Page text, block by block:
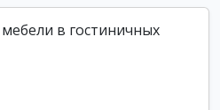
в гостиничных